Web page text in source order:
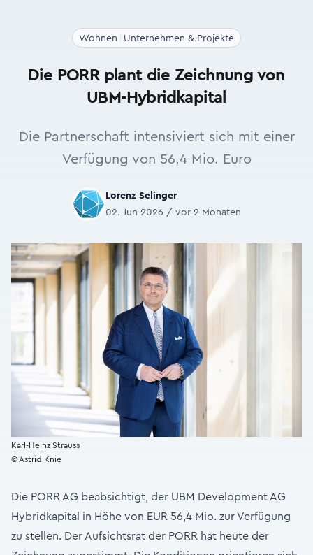
Wohnen Unternehmen & Projekte
Die PORR plant die Zeichnung von
UBM-Hybridkapital
Die Partnerschaft intensiviert sich mit einer
Verfügung von 56,4 Mio. Euro
Lorenz Selinger
02. Jun 2026 / vor 2 Monaten
Karl-Heinz Strauss
© Astrid Knie
Die PORR AG beabsichtigt, der UBM Development AG
Hybridkapital in Höhe von EUR 56,4 Mio. zur Verfügung
zu stellen. Der Aufsichtsrat der PORR hat heute der